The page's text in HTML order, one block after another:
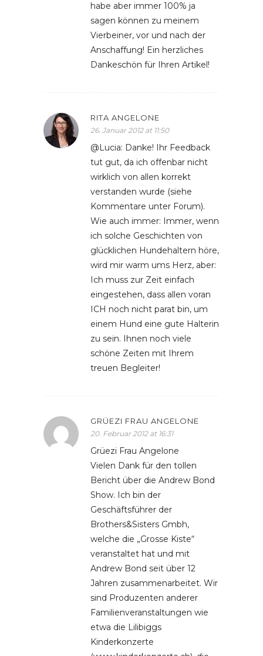
habe aber immer 100% ja
sagen können zu meinem
Vierbeiner, vor und nach der
Anschaffung! Ein herzliches
Dankeschön für Ihren Artikel!
RITA ANGELONE
26. Januar 2012 at 11:50
@Lucia: Danke! Ihr Feedback
tut gut, da ich offenbar nicht
wirklich von allen korrekt
verstanden wurde (siehe
Kommentare unter Forum).
Wie auch immer: Immer, wenn
ich solche Geschichten von
glücklichen Hundehaltern höre,
wird mir warm ums Herz, aber:
Ich muss zur Zeit einfach
eingestehen, dass allen voran
ICH noch nicht parat bin, um
einem Hund eine gute Halterin
zu sein. Ihnen noch viele
schöne Zeiten mit Ihrem
treuen Begleiter!
GRÜEZI FRAU ANGELONE
20. Februar 2012 at 16:31
Grüezi Frau Angelone
Vielen Dank für den tollen
Bericht über die Andrew Bond
Show. Ich bin der
Geschäftsführer der
Brothers&Sisters Gmbh,
welche die „Grosse Kiste“
veranstaltet hat und mit
Andrew Bond seit über 12
Jahren zusammenarbeitet. Wir
sind Produzenten anderer
Familienveranstaltungen wie
etwa die Lilibiggs
Kinderkonzerte